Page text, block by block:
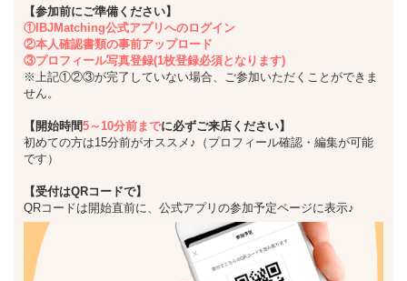
【参加前にご準備ください】
①IBJMatching公式アプリへのログイン
②本人確認書類の事前アップロード
③プロフィール写真登録(1枚登録必須となります)
※上記①②③が完了していない場合、ご参加いただくことができま
せん。
【開始時間5～10分前までに必ずご来店ください】
初めての方は15分前がオススメ♪（プロフィール確認・編集が可能
です）
【受付はQRコードで】
QRコードは開始直前に、公式アプリの参加予定ページに表示♪